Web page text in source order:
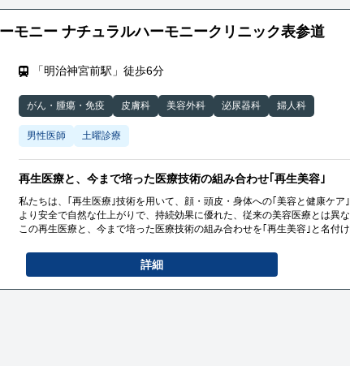
モニー ナチュラルハーモニークリニック表参道
「明治神宮前駅」徒歩6分
がん・腫瘍・免疫 皮膚科 美容外科 泌尿器科 婦人科
男性医師 土曜診療
再生医療と、今まで培った医療技術の組み合わせ｢再生美容｣
私たちは、｢再生医療｣技術を用いて、顔・頭皮・身体への｢美容と健康ケア｣
より安全で自然な仕上がりで、持続効果に優れた、従来の美容医療とは異な
この再生医療と、今まで培った医療技術の組み合わせを｢再生美容｣と名付け
詳細